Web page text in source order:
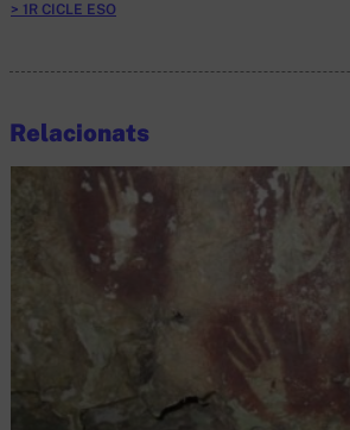
1R CICLE ESO
Relacionats